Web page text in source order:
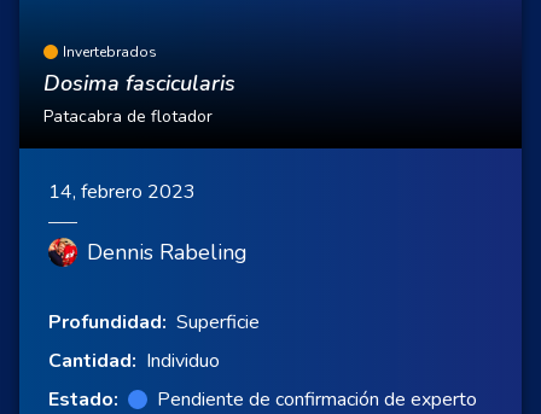
Invertebrados
Dosima fascicularis
Patacabra de flotador
14, febrero 2023
Dennis Rabeling
Profundidad: Superficie
Cantidad: Individuo
Estado:
Pendiente de confirmación de experto